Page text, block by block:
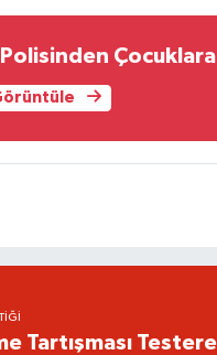
Polisinden
Tartışması